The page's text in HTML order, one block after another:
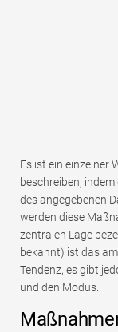
Es ist ein einzelner
beschreiben,
des angegebenen
werden diese
zentralen Lage
bekannt) ist das
Tendenz, es gibt
und den Modus.